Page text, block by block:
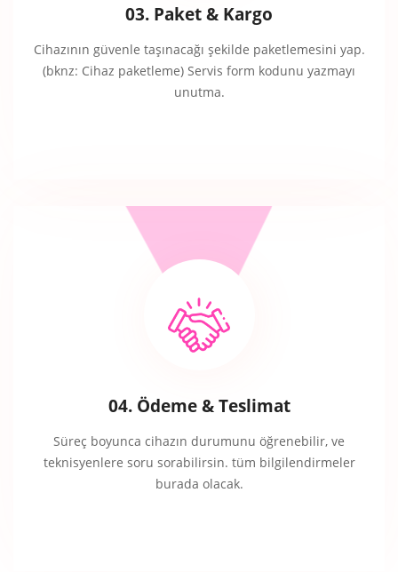
03. Paket & Kargo
Cihazının güvenle taşınacağı şekilde paketlemesini yap.
(bknz: Cihaz paketleme) Servis form kodunu yazmayı
unutma.
04. Ödeme & Teslimat
Süreç boyunca cihazın durumunu öğrenebilir, ve
teknisyenlere soru sorabilirsin. tüm bilgilendirmeler
burada olacak.